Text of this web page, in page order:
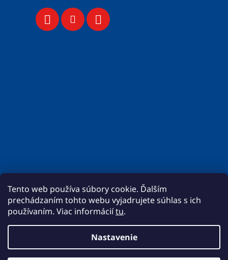
Tento web používa súbory cookie. Ďalším
prechádzaním tohto webu vyjadrujete súhlas s ich
používaním. Viac informáciítu.
Nastavenie